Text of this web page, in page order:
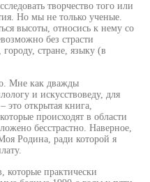
творчество того или
Но мы не только ученые.
высоты, относись к нему со
без страсти
стране, языку (в
Мне как дважды
и искусствоведу, для
это открытая книга,
происходят в области
бесстрастно. Наверное,
Родина, ради которой я
которые практически